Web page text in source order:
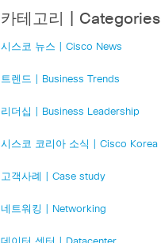
카테고리 | Categories
시스코 뉴스 | Cisco News
트렌드 | Business Trends
리더십 | Business Leadership
시스코 코리아 소식 | Cisco Korea
고객사례 | Case study
네트워킹 | Networking